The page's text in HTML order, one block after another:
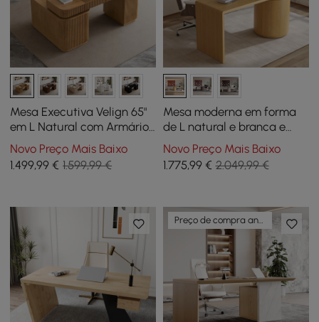
Mesa Executiva Velign 65"
em L Natural com Armário
Lateral Direito
Novo Preço Mais Baixo
1.499,99 € 1.599,99 €
Mesa moderna em forma
de L natural e branca e
com conjunto de cadeiras
de escritório doméstico
esbranquiçado estofado
Novo Preço Mais Baixo
1.775,99€ 2.049,99 €
Preço de compra antecipada